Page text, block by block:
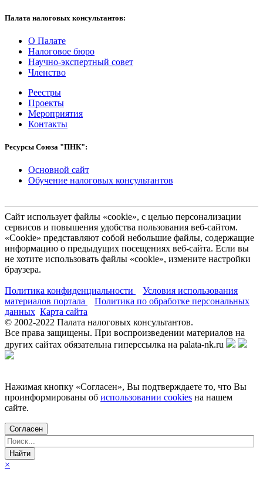
Палата налоговых консультантов:
О Палате
Налоговое бюро
Научно-экспертный совет
Членство
Реестры
Проекты
Мероприятия
Контакты
Ресурсы Союза "ПНК":
Основной сайт
Обучение налоговых консультантов
Сайт использует файлы «cookie», с целью персонализации
сервисов и повышения удобства пользования веб-сайтом.
«Cookie» представляют собой небольшие файлы, содержащие
информацию о предыдущих посещениях веб-сайта. Если вы
не хотите использовать файлы «cookie», измените настройки
браузера.
Политика конфиденциальности
Условия использования
материалов портала
Политика по обработке персональных
данных Карта сайта
© 2002-2022 Палата налоговых консультантов.
Все права защищены. При воспроизведении материалов на
других сайтах обязательна гиперссылка на palata-nk.ru
Нажимая кнопку «Согласен», Вы подтверждаете то, что Вы
проинформированы об использовании cookies на нашем
сайте.
Согласен
×